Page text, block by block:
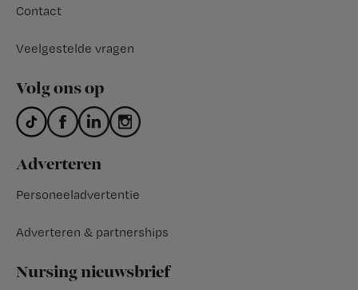
Contact
Veelgestelde vragen
Volg ons op
Adverteren
Personeeladvertentie
Adverteren & partnerships
Nursing nieuwsbrief